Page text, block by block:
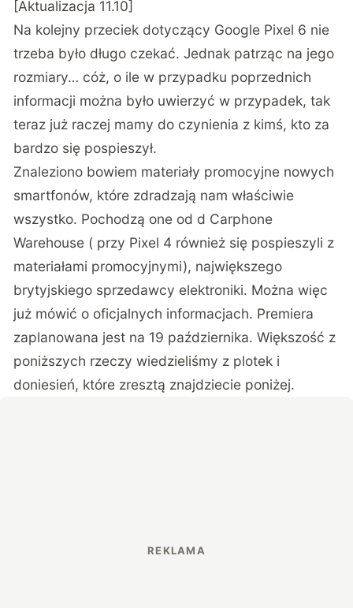
[Aktualizacja 11.10]
Na kolejny przeciek dotyczący Google Pixel 6 nie
trzeba było długo czekać. Jednak patrząc na jego
rozmiary… cóż, o ile w przypadku poprzednich
informacji można było uwierzyć w przypadek, tak
teraz już raczej mamy do czynienia z kimś, kto za
bardzo się pospieszył.
Znaleziono bowiem materiały promocyjne nowych
smartfonów, które zdradzają nam właściwie
wszystko. Pochodzą one od d Carphone
Warehouse ( przy Pixel 4 również się pospieszyli z
materiałami promocyjnymi), największego
brytyjskiego sprzedawcy elektroniki. Można więc
już mówić o oficjalnych informacjach. Premiera
zaplanowana jest na 19 października. Większość z
poniższych rzeczy wiedzieliśmy z plotek i
doniesień, które zresztą znajdziecie poniżej.